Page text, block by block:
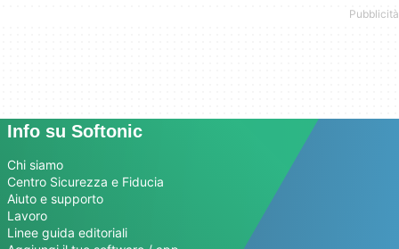
Info su Softonic
Chi siamo
Centro Sicurezza e Fiducia
Aiuto e supporto
Lavoro
Linee guida editoriali